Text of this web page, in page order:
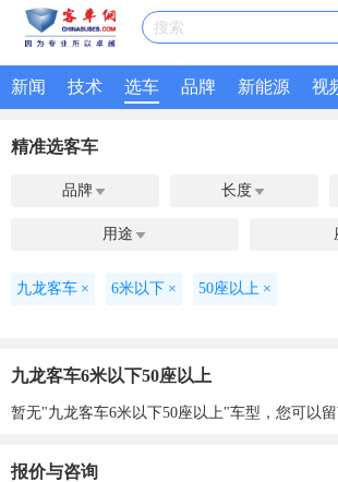
搜索
新闻 技术 选车 品牌 新能源 视
精准选客车
品牌  长度 
用途 
九龙客车 × 6米以下 × 50座以上 ×
九龙客车6米以下50座以上
暂无"九龙客车6米以下50座以上"车型，您可以
报价与咨询